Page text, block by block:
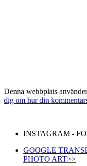
Denna webbplats
dig om hur din
INSTAGRAM -
GOOGLE
PHOTO ART>>